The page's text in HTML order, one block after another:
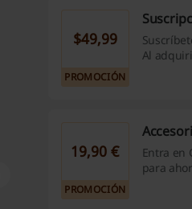
$49,99
PROMOCIÓN
Al
19,90 €
PROMOCIÓN
Entra en
para